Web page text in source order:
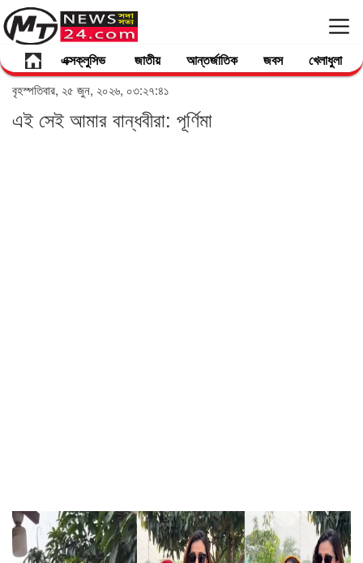
এক্সক্লুসিভ জাতীয় আন্তর্জাতিক জবস খেলাধুলা
বৃহস্পতিবার, ২৫ জুন, ২০২৬, ০৩:২৭:৪১
এই সেই আমার বান্ধবীরা: পূর্ণিমা